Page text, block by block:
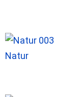
Natur